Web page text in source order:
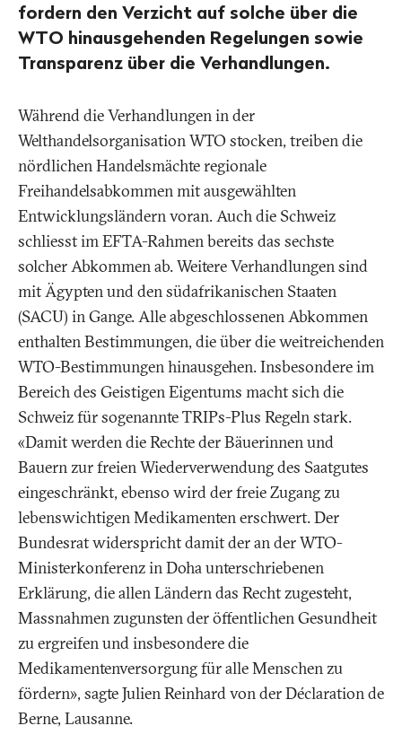
fordern den Verzicht auf solche über die
WTO hinausgehenden Regelungen sowie
Transparenz über die Verhandlungen.
Während die Verhandlungen in der
Welthandelsorganisation WTO stocken, treiben die
nördlichen Handelsmächte regionale
Freihandelsabkommen mit ausgewählten
Entwicklungsländern voran. Auch die Schweiz
schliesst im EFTA-Rahmen bereits das sechste
solcher Abkommen ab. Weitere Verhandlungen sind
mit Ägypten und den südafrikanischen Staaten
(SACU) in Gange. Alle abgeschlossenen Abkommen
enthalten Bestimmungen, die über die weitreichenden
WTO-Bestimmungen hinausgehen. Insbesondere im
Bereich des Geistigen Eigentums macht sich die
Schweiz für sogenannte TRIPs-Plus Regeln stark.
«Damit werden die Rechte der Bäuerinnen und
Bauern zur freien Wiederverwendung des Saatgutes
eingeschränkt, ebenso wird der freie Zugang zu
lebenswichtigen Medikamenten erschwert. Der
Bundesrat widerspricht damit der an der WTO-
Ministerkonferenz in Doha unterschriebenen
Erklärung, die allen Ländern das Recht zugesteht,
Massnahmen zugunsten der öffentlichen Gesundheit
zu ergreifen und insbesondere die
Medikamentenversorgung für alle Menschen zu
fördern», sagte Julien Reinhard von der Déclaration de
Berne, Lausanne.